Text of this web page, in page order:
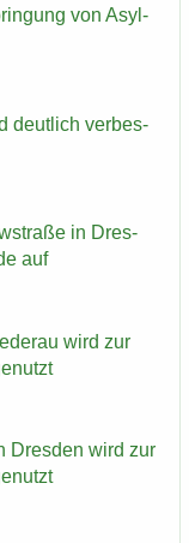
von Asyl­
deut­lich ver­bes­
in Dres­
auf
wird zur
Dres­den wird zur